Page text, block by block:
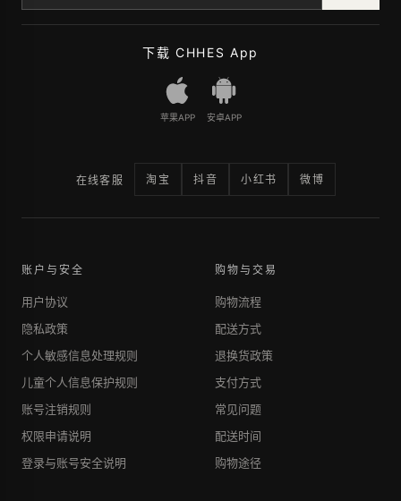
下载 CHHES App
苹果APP 安卓APP
在线客服 淘宝 抖音 小红书 微博
账户与安全
用户协议
隐私政策
个人敏感信息处理规则
儿童个人信息保护规则
账号注销规则
权限申请说明
登录与账号安全说明
购物与交易
购物流程
配送方式
退换货政策
支付方式
常见问题
配送时间
购物途径